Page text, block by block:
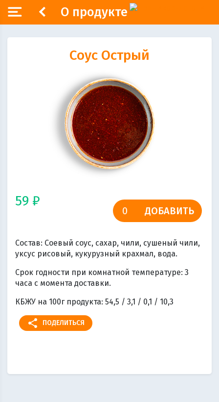
О продукте
Соус Острый
59 ₽
ДОБАВИТЬ
Состав: Соевый соус, сахар, чили, сушеный чили,
уксус рисовый, кукурузный крахмал, вода.
Срок годности при комнатной температуре: 3
часа с момента доставки.
КБЖУ на 100г продукта: 54,5 / 3,1 / 0,1 / 10,3
share ПОДЕЛИТЬСЯ